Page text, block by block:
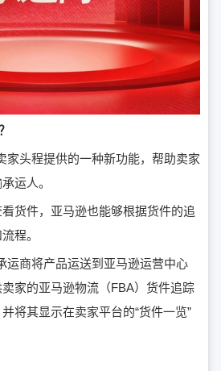
家头程提供的一种新功能，帮助卖家
运人。
货件，亚马逊也能够根据货件的追
程。
运商将产品运送到亚马逊运营中心
家的亚马逊物流（FBA）货件追踪
将其显示在卖家平台的“货件一览”